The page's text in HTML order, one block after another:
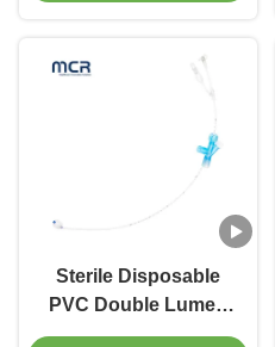
Sterile Disposable
PVC Double Lumen
Endobronchial